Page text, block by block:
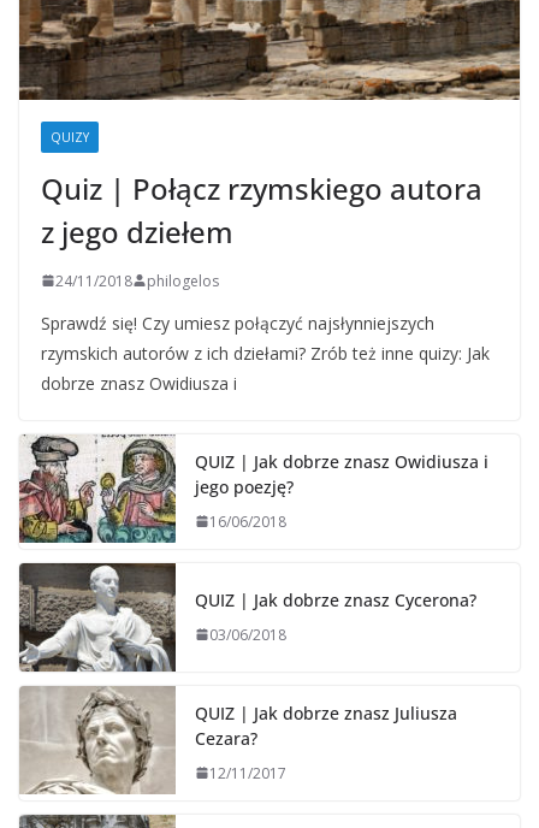
QUIZY
Quiz | Połącz rzymskiego autora
z jego dziełem
24/11/2018 philogelos
Sprawdź się! Czy umiesz połączyć najsłynniejszych
rzymskich autorów z ich dziełami? Zrób też inne quizy: Jak
dobrze znasz Owidiusza i
QUIZ | Jak dobrze znasz Owidiusza i
jego poezję?
16/06/2018
QUIZ | Jak dobrze znasz Cycerona?
03/06/2018
QUIZ | Jak dobrze znasz Juliusza
Cezara?
12/11/2017